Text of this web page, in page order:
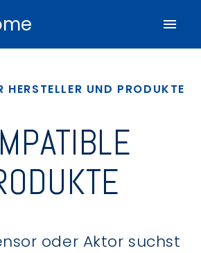
HERSTELLER UND PRODUKTE
oder Aktor suchst